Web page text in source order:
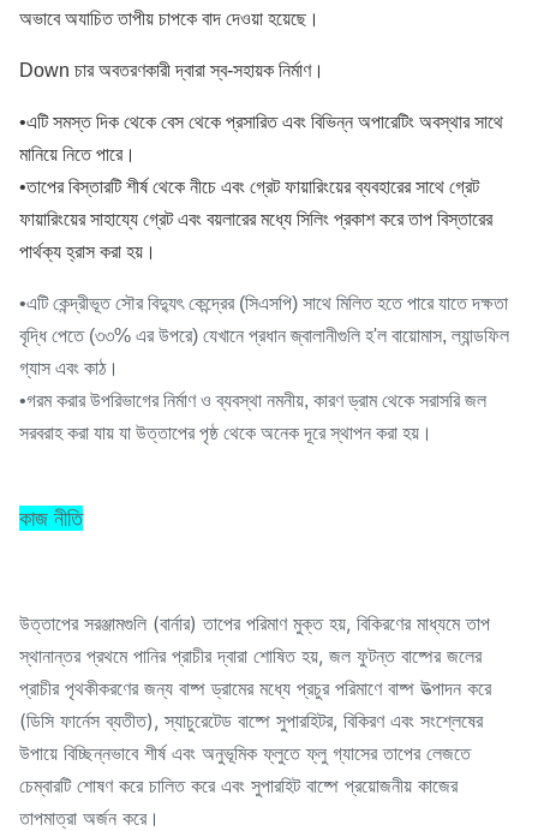
অভাবে অযাচিত তাপীয় চাপকে বাদ দেওয়া হয়েছে।
Down চার অবতরণকারী দ্বারা স্ব-সহায়ক নির্মাণ।
•এটি সমস্ত দিক থেকে বেস থেকে প্রসারিত এবং বিভিন্ন অপারেটিং অবস্থার সাথে
মানিয়ে নিতে পারে।
•তাপের বিস্তারটি শীর্ষ থেকে নীচে এবং গ্রেট ফায়ারিংয়ের ব্যবহারের সাথে গ্রেট
ফায়ারিংয়ের সাহায্যে গ্রেট এবং বয়লারের মধ্যে সিলিং প্রকাশ করে তাপ বিস্তারের
পার্থক্য হ্রাস করা হয়।
•এটি কেন্দ্রীভূত সৌর বিদ্যুৎ কেন্দ্রের (সিএসপি) সাথে মিলিত হতে পারে যাতে দক্ষতা
বৃদ্ধি পেতে (৩৩% এর উপরে) যেখানে প্রধান জ্বালানীগুলি হ'ল বায়োমাস, ল্যান্ডফিল
গ্যাস এবং কাঠ।
•গরম করার উপরিভাগের নির্মাণ ও ব্যবস্থা নমনীয়, কারণ ড্রাম থেকে সরাসরি জল
সরবরাহ করা যায় যা উত্তাপের পৃষ্ঠ থেকে অনেক দূরে স্থাপন করা হয়।
কাজ নীতি
উত্তাপের সরঞ্জামগুলি (বার্নার) তাপের পরিমাণ মুক্ত হয়, বিকিরণের মাধ্যমে তাপ
স্থানান্তর প্রথমে পানির প্রাচীর দ্বারা শোষিত হয়, জল ফুটন্ত বাষ্পের জলের
প্রাচীর পৃথকীকরণের জন্য বাষ্প ড্রামের মধ্যে প্রচুর পরিমাণে বাষ্প উত্পাদন করে
(ডিসি ফার্নেস ব্যতীত), স্যাচুরেটেড বাষ্পে সুপারহিটর, বিকিরণ এবং সংশ্লেষের
উপায়ে বিচ্ছিন্নভাবে শীর্ষ এবং অনুভূমিক ফ্লুতে ফ্লু গ্যাসের তাপের লেজতে
চেম্বারটি শোষণ করে চালিত করে এবং সুপারহিট বাষ্পে প্রয়োজনীয় কাজের
তাপমাত্রা অর্জন করে।